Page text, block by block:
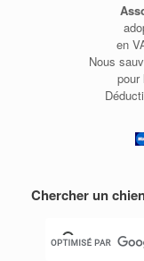
en
Nous
pour
Chercher un